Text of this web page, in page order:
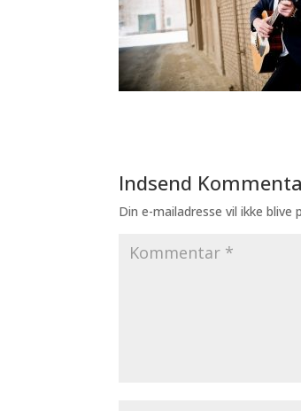
Indsend
Din e-mailadresse vil ikke blive